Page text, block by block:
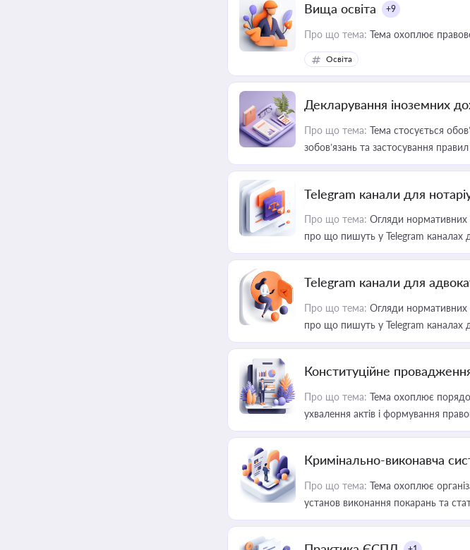
Вища освіта +9
Про що тема: Тема охоплює правове
Освіта
Декларування іноземних
Про що тема: Тема стосується
зобов’язань та застосування
Telegram канали для
Про що тема: Огляди нормативних
про що пишуть у Telegram каналах
Telegram канали для
Про що тема: Огляди нормативних
про що пишуть у Telegram каналах
Конституційне
Про що тема: Тема охоплює
ухвалення актів і формування
Кримінально-виконавча
Про що тема: Тема охоплює
установ виконання покарань та